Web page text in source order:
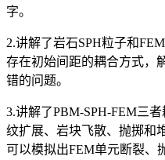
字。
2.讲解了岩石SPH粒子和
存在初始间距的耦合方式，
错的问题。
3.讲解了PBM-SPH-FEM三
纹扩展、岩块飞散、抛掷和
可以模拟出FEM单元断裂、